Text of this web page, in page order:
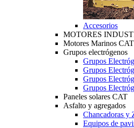
Accesorios
MOTORES
Motores Marinos CAT
Grupos electrógenos
Grupos
Grupos
Grupos
Grupos
Paneles solares CAT
Asfalto y agregados
Chancadoras y
Equipos de